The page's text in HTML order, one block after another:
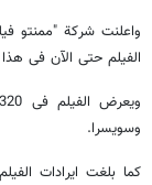
واعلنت شرکة "ممنتو
الفیلم حتى الآن فی هذا البلد
وسویسرا.